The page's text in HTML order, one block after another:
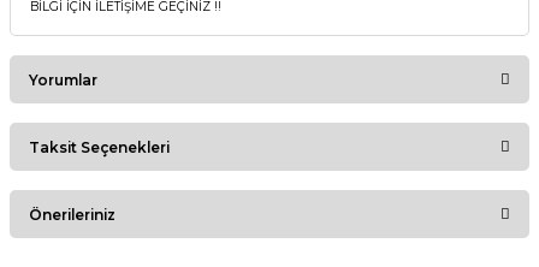
BİLGİ İÇİN İLETİŞİME GEÇİNİZ !!
Yorumlar
Bu ürüne ilk yorumu siz yapın!
Taksit Seçenekleri
Önerileriniz